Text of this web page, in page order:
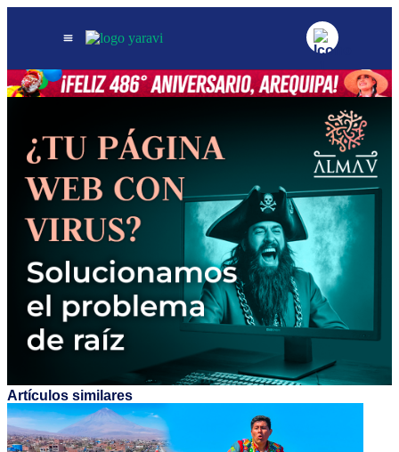
Artículos similares